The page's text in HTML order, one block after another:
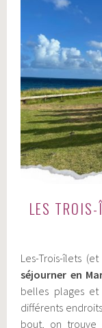
LES
Les-Trois-îlets
séjourner en
belles plages
différents
bout, on trouve